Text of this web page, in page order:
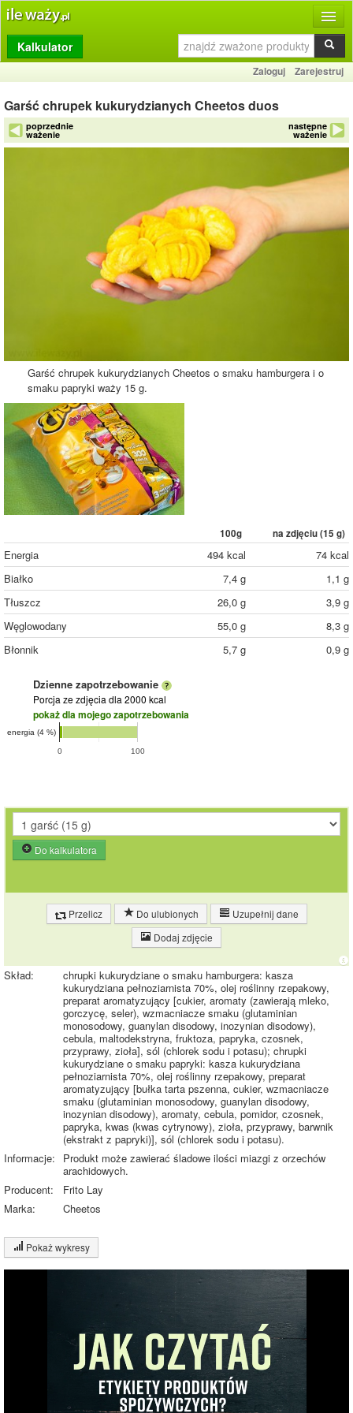
Produkty
Dziennik
Przelicznik
Porównywarka
Kalkulator
Zaloguj Zarejestruj
Garść chrupek kukurydzianych Cheetos duos
poprzednie
ważenie
następne
ważenie
Garść chrupek kukurydzianych Cheetos o smaku hamburgera i o
smaku papryki waży 15 g.
100g na zdjęciu (15 g)
Energia 494 kcal
74 kcal
Białko
7,4 g
1,1 g
Tłuszcz
26,0 g
3,9 g
Węglowodany
55,0 g
8,3 g
Błonnik
5,7 g 0,9 g
Dzienne zapotrzebowanie
Porcja ze zdjęcia dla 2000 kcal
pokaż dla mojego zapotrzebowania
0 100
energia (4 %)
Do kalkulatora
Przelicz Do ulubionych
Uzupełnij dane
Dodaj zdjęcie
Skład:
chrupki kukurydziane o smaku hamburgera: kasza
kukurydziana pełnoziarnista 70%, olej roślinny rzepakowy,
preparat aromatyzujący [cukier, aromaty (zawierają mleko,
gorczycę, seler), wzmacniacze smaku (glutaminian
monosodowy, guanylan disodowy, inozynian disodowy),
cebula, maltodekstryna, fruktoza, papryka, czosnek,
przyprawy, zioła], sól (chlorek sodu i potasu); chrupki
kukurydziane o smaku papryki: kasza kukurydziana
pełnoziarnista 70%, olej roślinny rzepakowy, preparat
aromatyzujący [bułka tarta pszenna, cukier, wzmacniacze
smaku (glutaminian monosodowy, guanylan disodowy,
inozynian disodowy), aromaty, cebula, pomidor, czosnek,
papryka, kwas (kwas cytrynowy), zioła, przyprawy, barwnik
(ekstrakt z papryki)], sól (chlorek sodu i potasu).
Informacje:
Produkt może zawierać śladowe ilości miazgi z orzechów
arachidowych.
Producent:
Frito Lay
Marka:
Cheetos
Pokaż wykresy
Wykres składu produktu
Pozostałe (12%)
26%